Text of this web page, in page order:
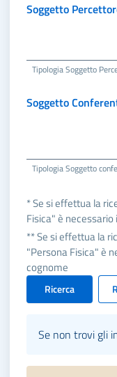
Soggetto
Tipologia Soggetto
Soggetto
Tipologia Soggetto
* Se si effettua la
Fisica" è
** Se si effettua la
"Persona Fisica" è
cognome
Ricerca
Se non trovi gli